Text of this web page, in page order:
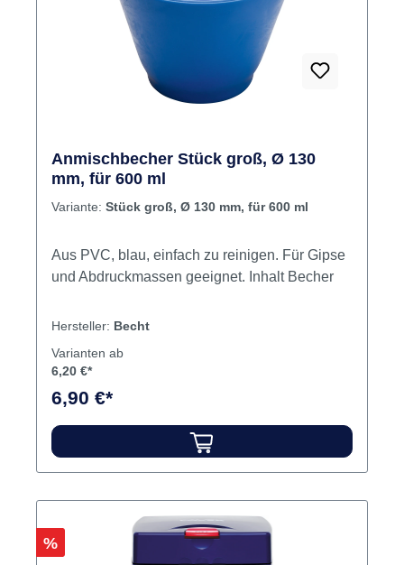
Anmischbecher Stück groß, Ø 130
mm, für 600 ml
Variante: Stück groß, Ø 130 mm, für 600 ml
Aus PVC, blau, einfach zu reinigen. Für Gipse
und Abdruckmassen geeignet. Inhalt Becher
Hersteller: Becht
Varianten ab
6,20 €*
6,90 €*
Rabatt
%